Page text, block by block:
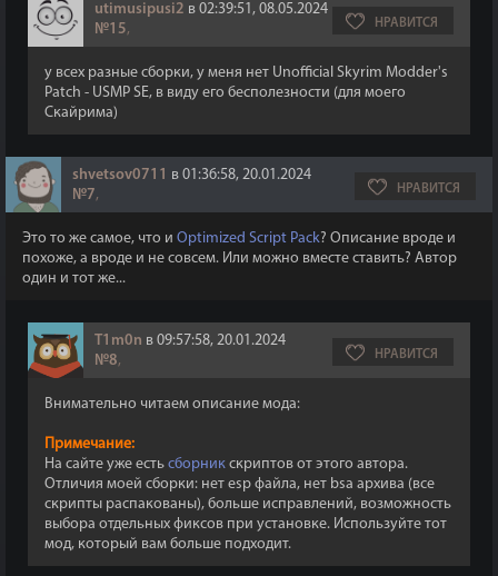
utimusipusi2 в 02:39:51, 08.05.2024
№15, НРАВИТСЯ
у всех разные сборки, у меня нет Unofficial Skyrim Modder's
Patch - USMP SE, в виду его бесполезности (для моего
Скайрима)
shvetsov0711 в 01:36:58, 20.01.2024
№7, НРАВИТСЯ
Это то же самое, что и Optimized Script Pack? Описание вроде и
похоже, а вроде и не совсем. Или можно вместе ставить? Автор
один и тот же...
T1m0n в 09:57:58, 20.01.2024
№8, НРАВИТСЯ
Внимательно читаем описание мода:
Примечание:
На сайте уже есть сборник скриптов от этого автора.
Отличия моей сборки: нет esp файла, нет bsa архива (все
скрипты распакованы), больше исправлений, возможность
выбора отдельных фиксов при установке. Используйте тот
мод, который вам больше подходит.